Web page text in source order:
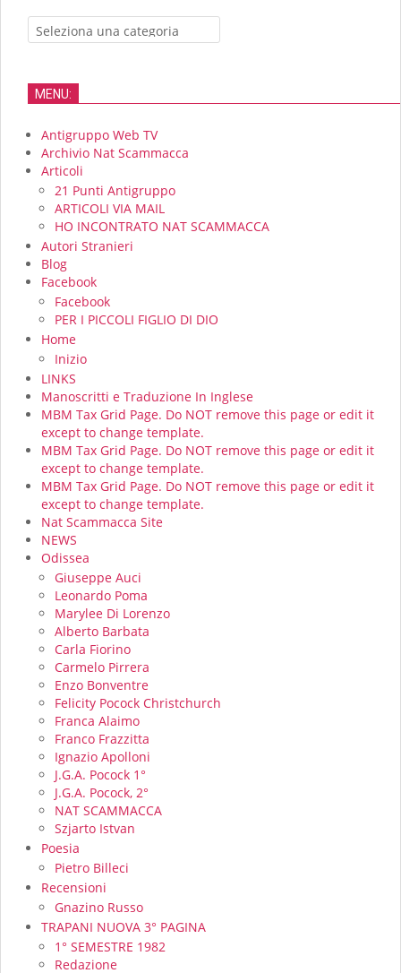
CATEGORIA
MENU:
Antigruppo Web TV
Archivio Nat Scammacca
Articoli
21 Punti Antigruppo
ARTICOLI VIA MAIL
HO INCONTRATO NAT SCAMMACCA
Autori Stranieri
Blog
Facebook
Facebook
PER I PICCOLI FIGLIO DI DIO
Home
Inizio
LINKS
Manoscritti e Traduzione In Inglese
MBM Tax Grid Page. Do NOT remove this page or edit it
except to change template.
MBM Tax Grid Page. Do NOT remove this page or edit it
except to change template.
MBM Tax Grid Page. Do NOT remove this page or edit it
except to change template.
Nat Scammacca Site
NEWS
Odissea
Giuseppe Auci
Leonardo Poma
Marylee Di Lorenzo
Alberto Barbata
Carla Fiorino
Carmelo Pirrera
Enzo Bonventre
Felicity Pocock Christchurch
Franca Alaimo
Franco Frazzitta
Ignazio Apolloni
J.G.A. Pocock 1°
J.G.A. Pocock, 2°
NAT SCAMMACCA
Szjarto Istvan
Poesia
Pietro Billeci
Recensioni
Gnazino Russo
TRAPANI NUOVA 3° PAGINA
1° SEMESTRE 1982
Redazione